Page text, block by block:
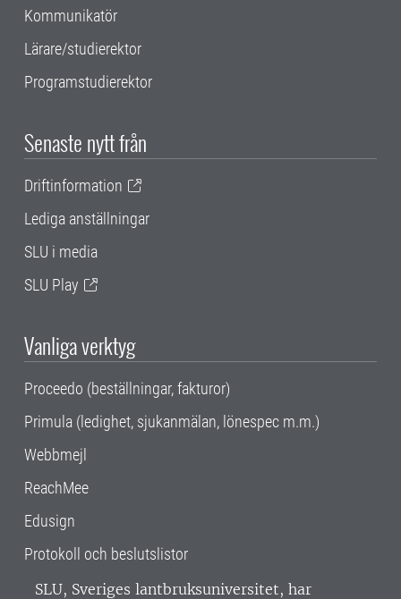
Kommunikatör
Lärare/studierektor
Programstudierektor
Senaste nytt från
Driftinformation
Lediga anställningar
SLU i media
SLU Play
Vanliga verktyg
Proceedo (beställningar, fakturor)
Primula (ledighet, sjukanmälan, lönespec m.m.)
Webbmejl
ReachMee
Edusign
Protokoll och beslutslistor
SLU, Sveriges lantbruksuniversitet, har